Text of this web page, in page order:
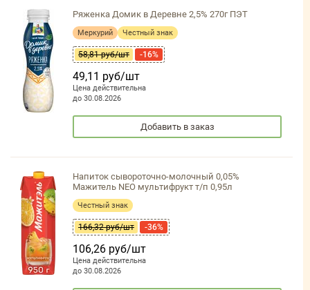
Ряженка Домик в Деревне 2,5% 270г ПЭТ
Меркурий Честный знак
58,81 руб/шт -16%
49,11 руб/шт
Цена действительна
до 30.08.2026
Добавить в заказ
Напиток сывороточно-молочный 0,05%
Мажитель NEO мультифрукт т/п 0,95л
Честный знак
166,32 руб/шт -36%
106,26 руб/шт
Цена действительна
до 30.08.2026